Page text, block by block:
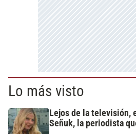
Lo más visto
Lejos de la televisión,
Señuk, la periodista